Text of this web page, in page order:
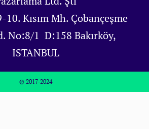
Kısım Mh. Çobançeşme
No:8/1 D:158 Bakırköy,
ISTANBUL
© 2017-2024